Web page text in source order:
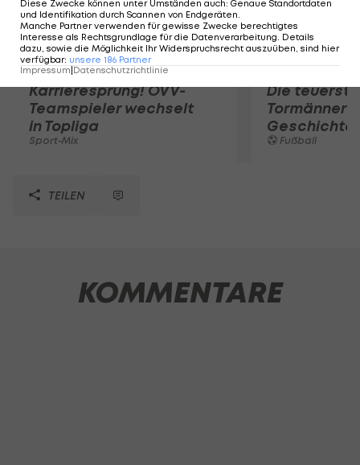
Karrieresprung! ÖVV-
Teamspieler wechselt
in Topliga
Sport-Mix
Die
Tormänner
Geschichte
Fußball
TEILEN
KOMMENTARE
Diese Zwecke können unter Umständen auch: Genaue Standortdaten
und Identifikation durch Scannen von Endgeräten.
Manche Partner verwenden für gewisse Zwecke berechtigtes
Interesse als Rechtsgrundlage für die Datenverarbeitung. Details
dazu, sowie die Möglichkeit Ihr Widerspruchsrecht auszuüben, sind hier
verfügbar: unsere 186 Partner
Impressum Datenschutzrichtlinie